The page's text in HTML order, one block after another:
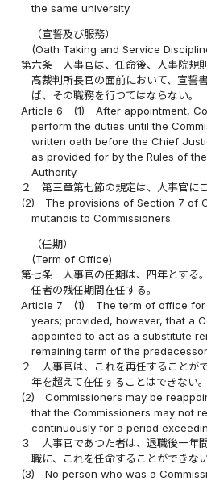
the same university.
（宣誓及び服務）
(Oath Taking and Service
第六条
人事官は、任命後、人事院規
高裁判所長官の面前において、宣誓
ば、その職務を行つてはならない。
Article 6
(1)
After appointment,
perform the duties until the
written oath before the Chief
as provided for by the Rules of
Authority.
２
第三章第七節の規定は、人事官に
(2)
The provisions of Section 7 of
mutandis to Commissioners.
（任期）
(Term of Office)
第七条
人事官の任期は、四年とする
任者の残任期間在任する。
Article 7
(1)
The term of office
years; provided, however, that a
appointed to act as a substitute
remaining term of the
２
人事官は、これを再任することが
年を超えて在任することはできない。
(2)
Commissioners may be
that the Commissioners may not
continuously for a period
３
人事官であつた者は、退職後一年
職に、これを任命することができない
(3)
No person who was a